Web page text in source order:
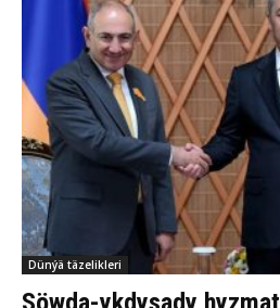
Dünýä täzelikleri